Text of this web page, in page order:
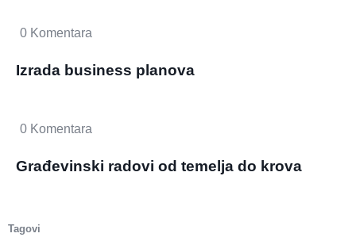
0 Komentara
Izrada business planova
0 Komentara
Građevinski radovi od temelja do krova
Tagovi